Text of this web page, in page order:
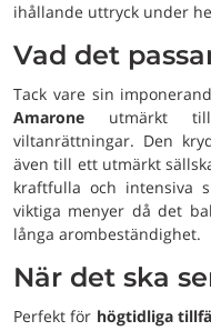
ihållande uttryck under
Vad det
Tack vare sin
Amarone utmärkt
viltanrättningar. Den
även till ett utmärkt
kraftfulla och intensiva
viktiga menyer då det
långa arombeständighet.
När det ska
Perfekt för högtidliga